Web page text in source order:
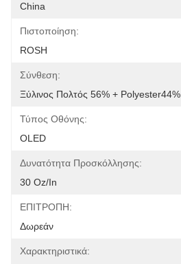
China
Πιστοποίηση:
ROSH
Σύνθεση:
Ξύλινος Πολτός 56% + Polyester44%
Τύπος Οθόνης:
OLED
Δυνατότητα Προσκόλλησης:
30 Oz/in
ΕΠΙΤΡΟΠΗ:
Δωρεάν
Χαρακτηριστικά: